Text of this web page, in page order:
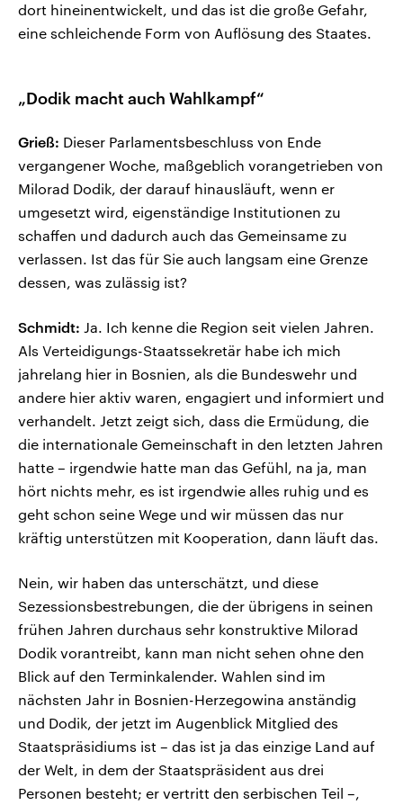
dort hineinentwickelt, und das ist die große Gefahr,
eine schleichende Form von Auflösung des Staates.
„Dodik macht auch Wahlkampf“
Grieß: Dieser Parlamentsbeschluss von Ende
vergangener Woche, maßgeblich vorangetrieben von
Milorad Dodik, der darauf hinausläuft, wenn er
umgesetzt wird, eigenständige Institutionen zu
schaffen und dadurch auch das Gemeinsame zu
verlassen. Ist das für Sie auch langsam eine Grenze
dessen, was zulässig ist?
Schmidt: Ja. Ich kenne die Region seit vielen Jahren.
Als Verteidigungs-Staatssekretär habe ich mich
jahrelang hier in Bosnien, als die Bundeswehr und
andere hier aktiv waren, engagiert und informiert und
verhandelt. Jetzt zeigt sich, dass die Ermüdung, die
die internationale Gemeinschaft in den letzten Jahren
hatte – irgendwie hatte man das Gefühl, na ja, man
hört nichts mehr, es ist irgendwie alles ruhig und es
geht schon seine Wege und wir müssen das nur
kräftig unterstützen mit Kooperation, dann läuft das.
Nein, wir haben das unterschätzt, und diese
Sezessionsbestrebungen, die der übrigens in seinen
frühen Jahren durchaus sehr konstruktive Milorad
Dodik vorantreibt, kann man nicht sehen ohne den
Blick auf den Terminkalender. Wahlen sind im
nächsten Jahr in Bosnien-Herzegowina anständig
und Dodik, der jetzt im Augenblick Mitglied des
Staatspräsidiums ist – das ist ja das einzige Land auf
der Welt, in dem der Staatspräsident aus drei
Personen besteht; er vertritt den serbischen Teil –,